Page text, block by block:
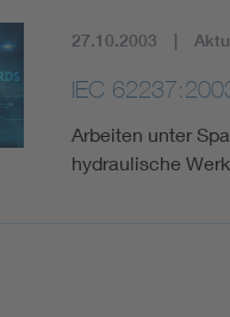
27.10.2003
IEC
Arbeiten unter
hydraulische